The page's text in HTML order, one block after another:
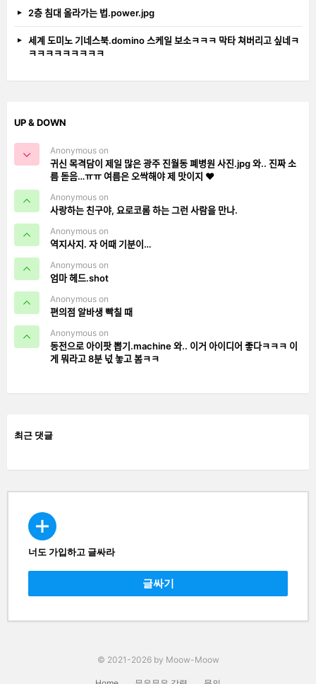
2층 침대 올라가는 법.power.jpg
세계 도미노 기네스북.domino 스케일 보소ㅋㅋㅋ 막타 쳐버리고 싶네ㅋ
ㅋㅋㅋㅋㅋㅋㅋㅋㅋ
UP & DOWN
Anonymous on
귀신 목격담이 제일 많은 광주 진월동 폐병원 사진.jpg 와.. 진짜 소
름 돋음…ㅠㅠ 여름은 오싹해야 제 맛이지 ❤️
Anonymous on
사랑하는 친구야, 요로코롬 하는 그런 사람을 만나.
Anonymous on
역지사지. 자 어때 기분이…
Anonymous on
엄마 헤드.shot
Anonymous on
편의점 알바생 빡칠 때
Anonymous on
동전으로 아이팟 뽑기.machine 와.. 이거 아이디어 좋다ㅋㅋㅋ 이
게 뭐라고 8분 넋 놓고 봄ㅋㅋ
최근 댓글
CREATE
너도 가입하고 글싸라
글싸기
© 2021-2026 by Moow-Moow